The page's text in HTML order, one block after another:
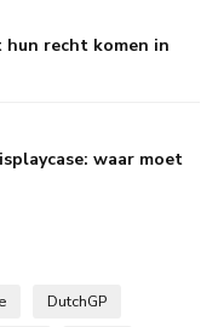
recht komen in
waar moet
DutchGP